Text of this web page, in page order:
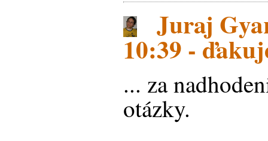
Juraj
10:39 -
... za
otázky.